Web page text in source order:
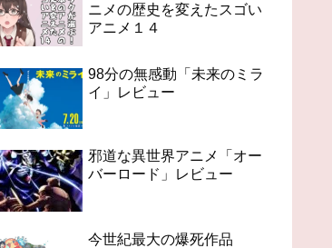
ニメの歴史を変えたスゴい
アニメ１４
98分の無感動「未来のミラ
イ」レビュー
邪道な異世界アニメ「オー
バーロード」レビュー
今世紀最大の爆死作品